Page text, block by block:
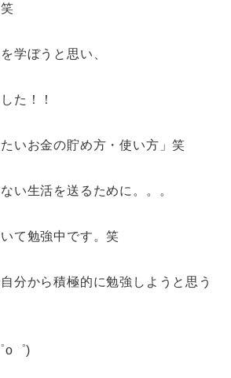
学ぼうと思い、
た！！
たいお金の貯め方・使い方」笑
い生活を送るために。。。
て勉強中です。笑
分から積極的に勉強しようと思う
o゜)